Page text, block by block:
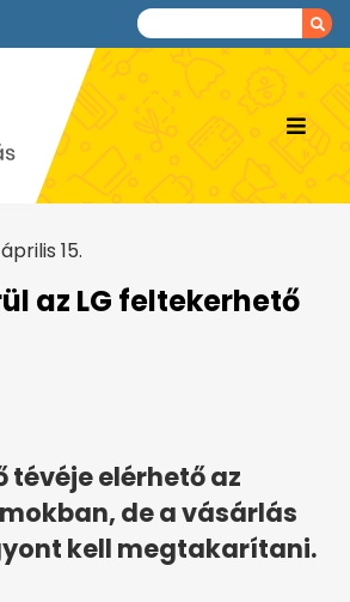
15.
az LG feltekerhető
tévéje elérhető az
de a vásárlás
kell megtakarítani.